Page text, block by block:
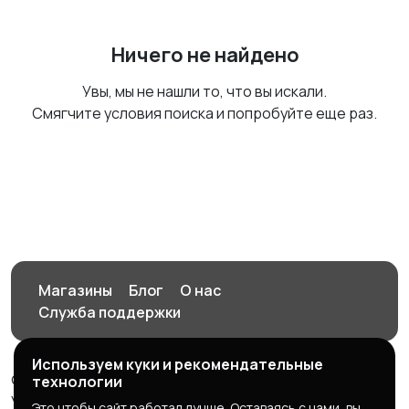
Ничего не найдено
Увы, мы не нашли то, что вы искали.
Смягчите условия поиска и попробуйте еще раз.
Магазины Блог
О нас
Служба поддержки
© 2026 Орен-АЙ - Авто | Недвижимость | Работа |
Услуги
Используем куки и рекомендательные
технологии